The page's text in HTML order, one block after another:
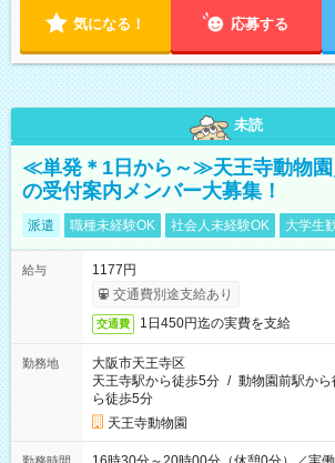
気になる！ 応募する
未読
≪単発＊1日から～≫天王寺動物園
の受付案内メンバー大募集！
派遣 職種未経験OK 社会人未経験OK 大学生
給与
1177円
交通費別途支給あり
交通費 1日450円迄の実費を支給
勤務地
大阪市天王寺区
天王寺駅から徒歩5分 / 動物園前駅か
ら徒歩5分
天王寺動物園